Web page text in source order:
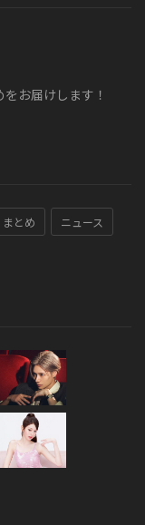
お届けします！
まとめ ニュース